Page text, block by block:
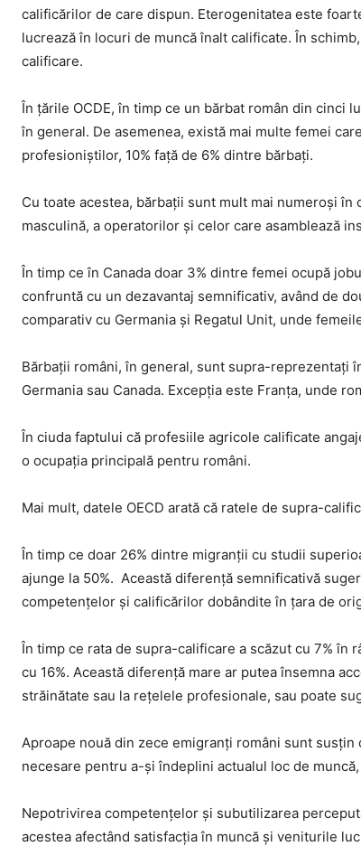
calificărilor de care dispun. Eterogenitatea este
lucrează în locuri de muncă înalt calificate. În
calificare.
În țările OCDE, în timp ce un bărbat român din cinci
în general. De asemenea, există mai multe femei
profesioniștilor, 10% față de 6% dintre bărbați.
Cu toate acestea, bărbații sunt mult mai numeroși
masculină, a operatorilor și celor care asamblează
În timp ce în Canada doar 3% dintre femei ocupă
confruntă cu un dezavantaj semnificativ, având de
comparativ cu Germania și Regatul Unit, unde
Bărbații români, în general, sunt supra-reprezentați
Germania sau Canada. Excepția este Franța, unde
În ciuda faptului că profesiile agricole calificate
o ocupația principală pentru români.
Mai mult, datele OECD arată că ratele de supra-
În timp ce doar 26% dintre migranții cu studii
ajunge la 50%. Această diferență semnificativă
competențelor și calificărilor dobândite în țara de
În timp ce rata de supra-calificare a scăzut cu 7%
cu 16%. Această diferență mare ar putea însemna
străinătate sau la rețelele profesionale, sau poate
Aproape nouă din zece emigranți români sunt
necesare pentru a-și îndeplini actualul loc de
Nepotrivirea competențelor și subutilizarea
acestea afectând satisfacția în muncă și veniturile